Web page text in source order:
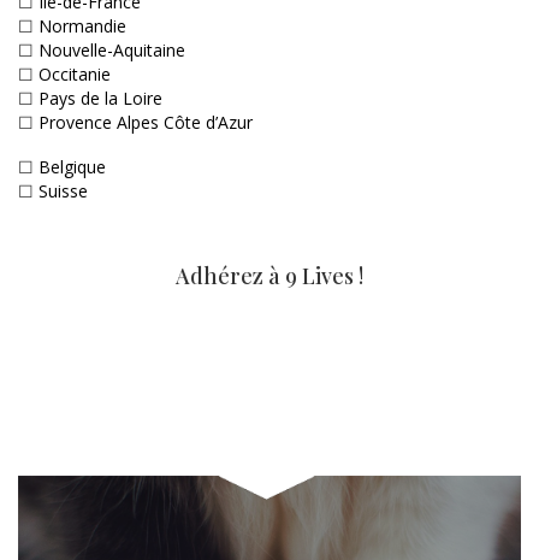
☐ Normandie
☐ Nouvelle-Aquitaine
☐ Occitanie
☐ Pays de la Loire
☐ Provence Alpes Côte d’Azur
☐ Belgique
☐ Suisse
Adhérez à 9 Lives !